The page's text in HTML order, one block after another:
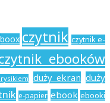
boox czytnik czytnik e-
ebooków
duży ekran duży
e-papier ebook ebooki